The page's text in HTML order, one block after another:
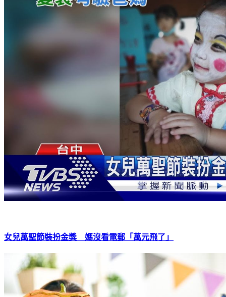
女兒萬聖節裝扮金獎 媽沒看電郵「萬元飛了」